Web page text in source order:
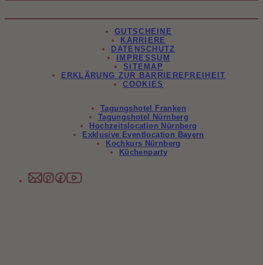
GUTSCHEINE
KARRIERE
DATENSCHUTZ
IMPRESSUM
SITEMAP
ERKLÄRUNG ZUR BARRIEREFREIHEIT
COOKIES
Tagungshotel Franken
Tagungshotel Nürnberg
Hochzeitslocation Nürnberg
Exklusive Eventlocation Bayern
Kochkurs Nürnberg
Küchenparty